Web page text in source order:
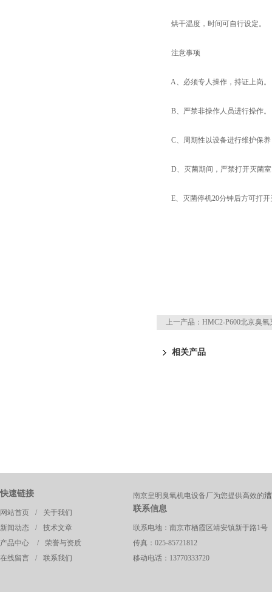
烘干温度，时间可自行设定。
注意事项
A、必须专人操作，持证上岗。
B、严禁非操作人员进行操作。
C、周期性以设备进行维护保养
D、灭菌期间，严禁打开灭菌室
E、灭菌停机20分钟后方可打开
上一产品： HMC2-P600北京臭
相关产品
快速链接
网站首页 /
关于我们
新闻动态
/
技术文章
产品中心
/
荣誉与资质
在线留言
/ 联系我们
南京皇明臭氧机电设备厂为您提供高效的
联系信息
联系电地：南京市栖霞区靖安镇新于路1号
传真：025-85721812
移动电话：13770333720